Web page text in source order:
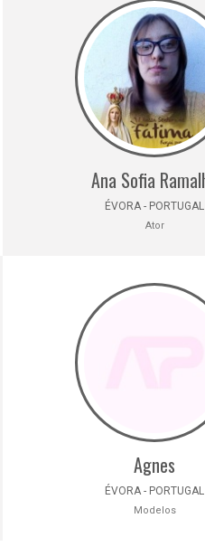
Ana Sofia
ÉVORA - PORTUGAL
Ator
Agnes
ÉVORA - PORTUGAL
Modelos